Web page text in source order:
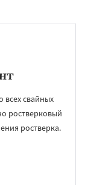
всех свайных
ростверковый
ростверка.